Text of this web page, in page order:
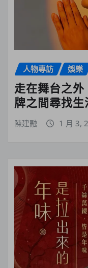
人物專訪 娛樂
走在舞台之
牌之間尋找生
陳建融 1 月 3,